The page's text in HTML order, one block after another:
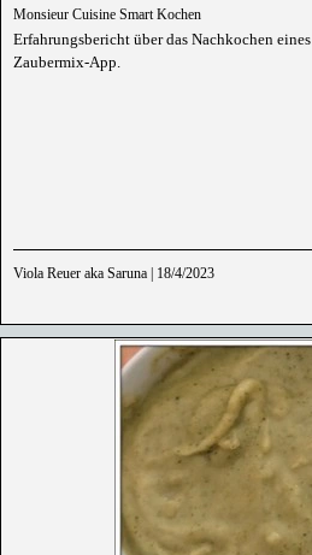
Monsieur Cuisine Smart Kochen
Erfahrungsbericht über das Nachkochen
Zaubermix-App.
Viola Reuer aka Saruna
18/4/2023